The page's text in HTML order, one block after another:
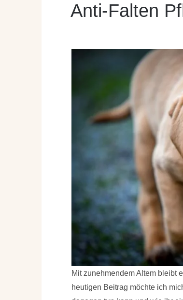
Anti-Falten
Mit zunehmendem Altem bleibt
heutigen Beitrag möchte ich